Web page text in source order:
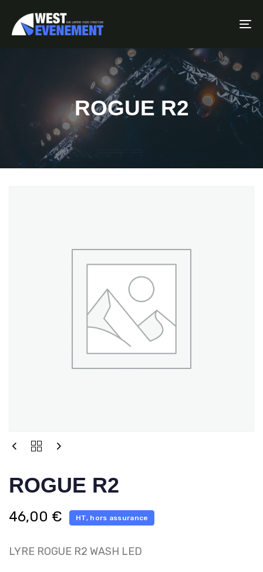
ROGUE R2
ROGUE R2
46,00 € HT, hors assurance
LYRE ROGUE R2 WASH LED